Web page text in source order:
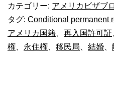
カ
人
パ
ー
カテゴリー: アメリカビザブ
タグ: Conditional permanent
アメリカ国籍
再入国許可証
権
永住権 移民局 結婚